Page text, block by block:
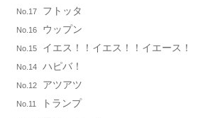
No.17 フトッタ
No.16 ウップン
No.15 イエス！！イエス！！イエース！
No.14 ハピバ！
No.12 アツアツ
No.11 トランプ